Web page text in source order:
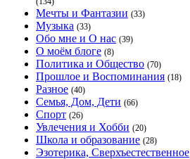
Мечты и Фантазии (33)
Музыка (33)
Обо мне и О нас (39)
О моём блоге (8)
Политика и Общество (70)
Прошлое и Воспоминания (18)
Разное (40)
Семья, Дом, Дети (66)
Спорт (26)
Увлечения и Хобби (20)
Школа и образование (28)
Эзотерика, Сверхъестественное